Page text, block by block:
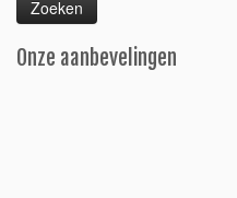
Onze aanbevelingen